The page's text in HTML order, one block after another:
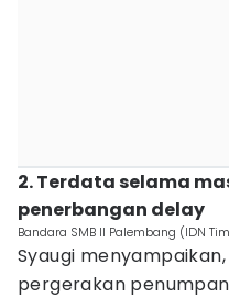
2. Terdata selama
penerbangan delay
Bandara SMB II Palembang (IDN
Syaugi
pergerakan